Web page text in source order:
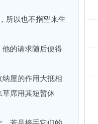
所以也不指望来生
的请求随后便得
屋的作用大抵相
草席用其短暂休